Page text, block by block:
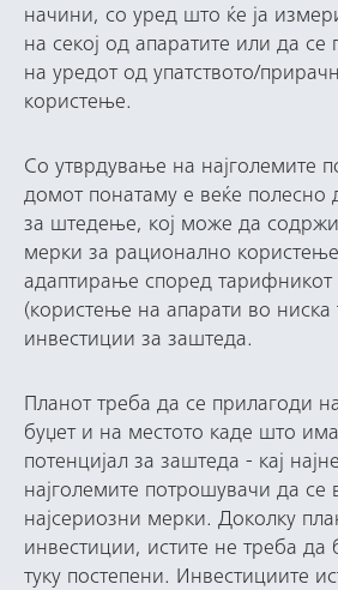
начини, со уред што ќе ја
на секој од апаратите или да се
на уредот од упатството/
користење.
Со утврдување на најголемите
домот понатаму е веќе полесно
за штедење, кој може да
мерки за рационално
адаптирање според тарифникот
(користење на апарати во
инвестиции за заштеда.
Планот треба да се прилагоди
буџет и на местото каде што
потенцијал за заштеда - кај
најголемите потрошувачи да се
најсериозни мерки. Доколку
инвестиции, истите не треба да
туку постепени. Инвестициите